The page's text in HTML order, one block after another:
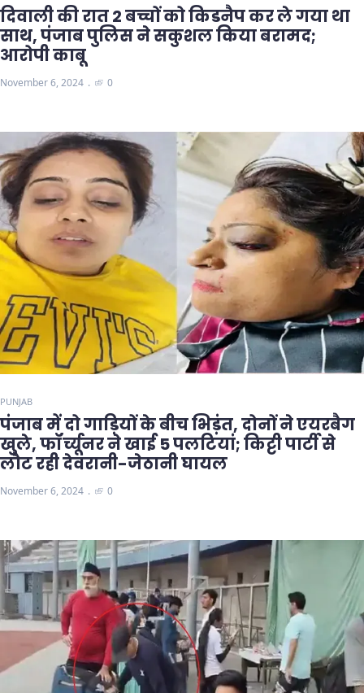
दिवाली की रात 2 बच्चों को किडनैप कर ले गया था
साथ, पंजाब पुलिस ने सकुशल किया बरामद;
आरोपी काबू
November 6, 2024 0
PUNJAB
पंजाब में दो गाड़ियों के बीच भिड़ंत, दोनों ने एयरबैग
खुले, फॉर्च्यूनर ने खाई 5 पलटियां; किट्टी पार्टी से
लौट रही देवरानी-जेठानी घायल
November 6, 2024 0